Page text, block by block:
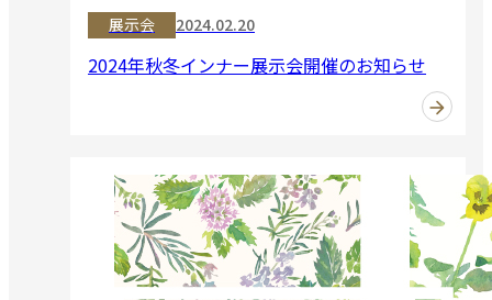
展示会 2024.02.20
2024年秋冬インナー展示会開催のお知らせ